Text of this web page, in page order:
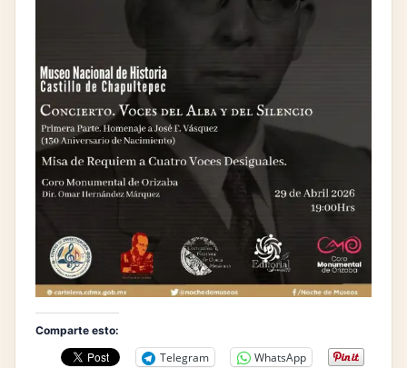
Comparte esto:
Telegram
WhatsApp